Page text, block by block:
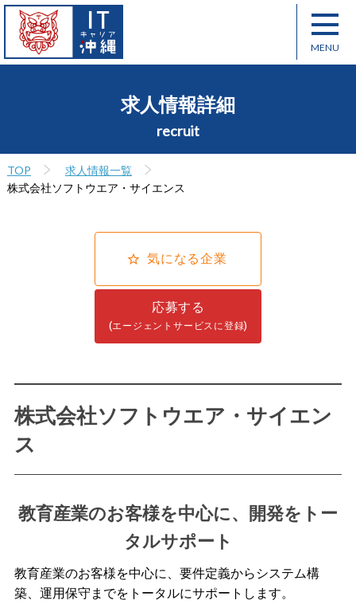
求人情報詳細
recruit
TOP
求人情報一覧
株式会社ソフトウエア・サイエンス
気になる企業
応募する
(エージェントサービスに登録)
株式会社ソフトウエア・サイエン
ス
教育産業のお客様を中心に、開発をトー
タルサポート
教育産業のお客様を中心に、要件定義からシステム構
築、運用保守までをトータルにサポートします。